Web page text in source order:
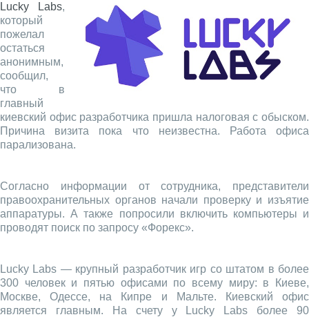
Lucky Labs,
который
пожелал
остаться
анонимным,
сообщил,
что в
главный
киевский офис разработчика пришла налоговая с обыском.
Причина визита пока что неизвестна. Работа офиса
парализована.
Согласно информации от сотрудника, представители
правоохранительных органов начали проверку и изъятие
аппаратуры. А также попросили включить компьютеры и
проводят поиск по запросу «Форекс».
Lucky Labs — крупный разработчик игр со штатом в более
300 человек и пятью офисами по всему миру: в Киеве,
Москве, Одессе, на Кипре и Мальте. Киевский офис
является главным. На счету у Lucky Labs более 90